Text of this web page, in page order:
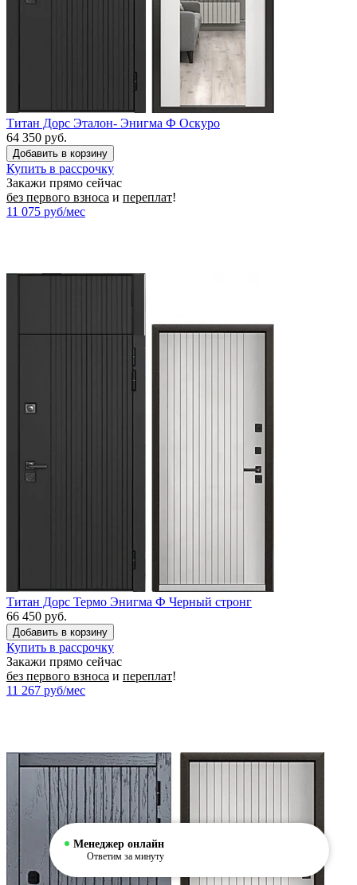
Титан Дорс Эталон- Энигма Ф Оскуро
64 350 руб.
Купить в рассрочку
Закажи прямо сейчас
без первого взноса и переплат!
11 075 руб/мес
Титан Дорс Термо Энигма Ф Черный стронг
66 450 руб.
Купить в рассрочку
Закажи прямо сейчас
без первого взноса и переплат!
11 267 руб/мес
Менеджер онлайн
Ответим за минуту